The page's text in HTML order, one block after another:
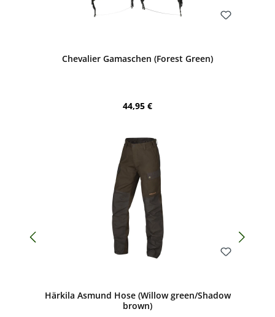
Chevalier Gamaschen (Forest Green)
Regulärer Preis:
44,95 €
Härkila Asmund Hose (Willow green/Shadow
brown)